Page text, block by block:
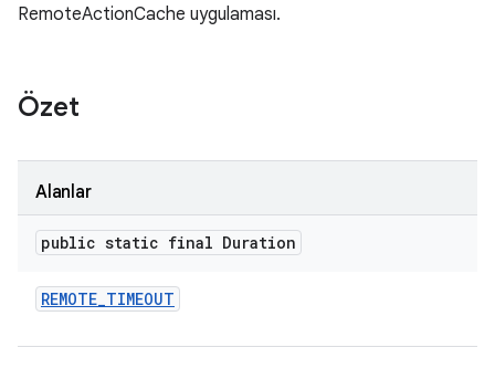
RemoteActionCache uygulaması.
Özet
Alanlar
public static final Duration
REMOTE_TIMEOUT